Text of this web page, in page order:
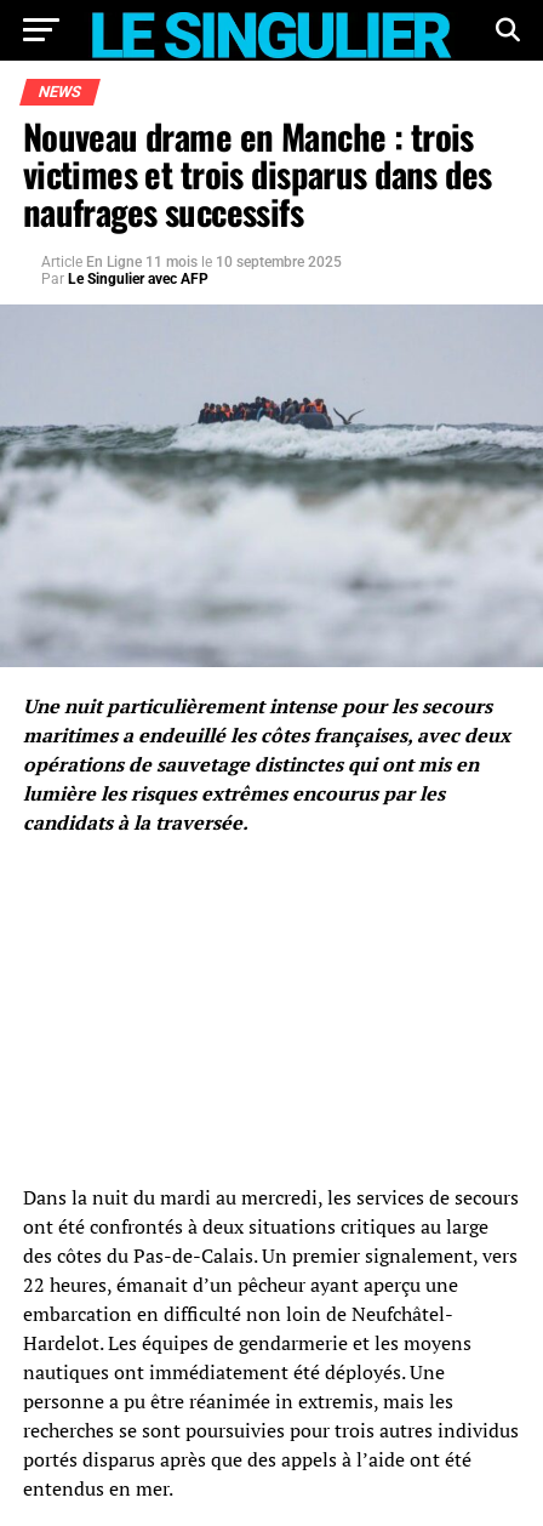
NEWS
Nouveau drame en Manche : trois
victimes et trois disparus dans des
naufrages successifs
Article En Ligne 11 mois le 10 septembre 2025
Par Le Singulier avec AFP
Une nuit particulièrement intense pour les secours
maritimes a endeuillé les côtes françaises, avec deux
opérations de sauvetage distinctes qui ont mis en
lumière les risques extrêmes encourus par les
candidats à la traversée.
Dans la nuit du mardi au mercredi, les services de secours
ont été confrontés à deux situations critiques au large
des côtes du Pas-de-Calais. Un premier signalement, vers
22 heures, émanait d’un pêcheur ayant aperçu une
embarcation en difficulté non loin de Neufchâtel-
Hardelot. Les équipes de gendarmerie et les moyens
nautiques ont immédiatement été déployés. Une
personne a pu être réanimée in extremis, mais les
recherches se sont poursuivies pour trois autres individus
portés disparus après que des appels à l’aide ont été
entendus en mer.